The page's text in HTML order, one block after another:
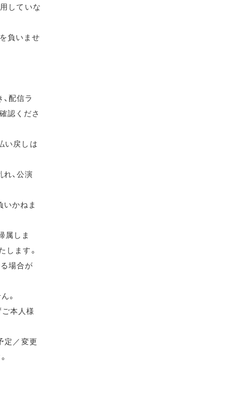
していな
負いませ
配信ラ
認くださ
い戻しは
、公演
いかねま
属しま
します。
場合が
。
本人様
定／変更